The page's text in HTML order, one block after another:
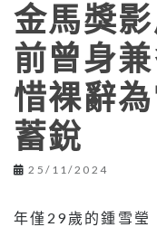
金馬獎
前曾身
惜裸辭
蓄銳
25/11/2024
年僅29歲的鍾雪瑩